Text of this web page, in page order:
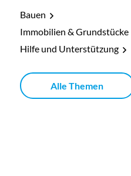
Bauen
Immobilien & Grundstücke
Hilfe und Unterstützung
Alle Themen